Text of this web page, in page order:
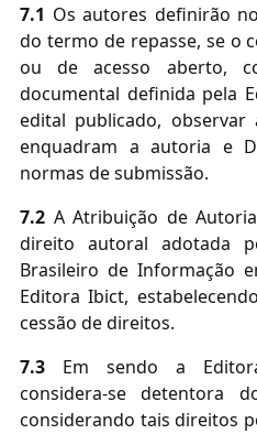
7.1 Os autores definirão
do termo de repasse, se o
ou de acesso aberto,
documental definida pela
edital publicado,
enquadram a autoria e
normas de submissão.
7.2 A Atribuição de
direito autoral adotada
Brasileiro de Informação
Editora Ibict,
cessão de direitos.
7.3 Em sendo a
considera-se detentora
considerando tais direitos